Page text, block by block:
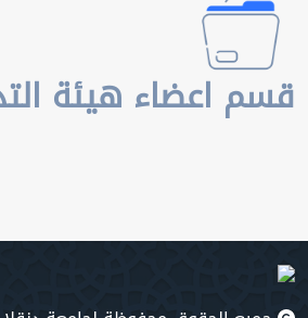
قسم اعضاء هيئة